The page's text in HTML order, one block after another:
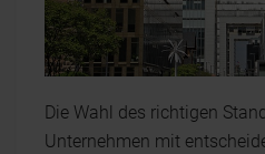
Die Wahl des richtigen
Unternehmen mit